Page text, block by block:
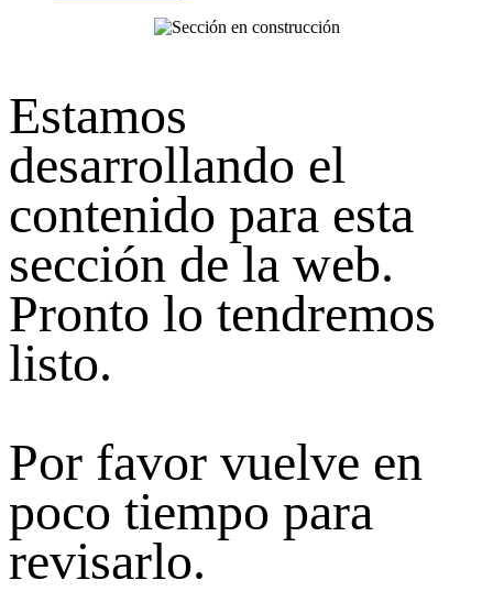
Estamos
desarrollando el
contenido para esta
sección de la web.
Pronto lo tendremos
listo.
Por favor vuelve en
poco tiempo para
revisarlo.